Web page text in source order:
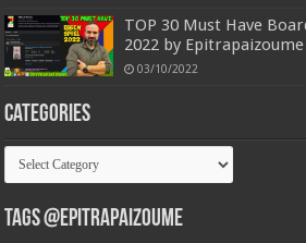
TOP 30 Must Have
2022 by Epitrapaizoume
03/10/2022
Categories
Categories
Tags @Epitrapaizoume